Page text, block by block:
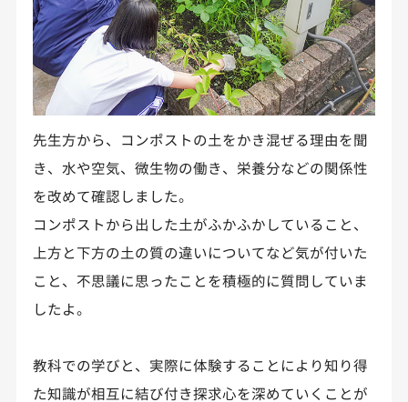
先生方から、コンポストの土をかき混ぜる理由を聞
き、水や空気、微生物の働き、栄養分などの関係性
を改めて確認しました。
コンポストから出した土がふかふかしていること、
上方と下方の土の質の違いについてなど気が付いた
こと、不思議に思ったことを積極的に質問していま
したよ。
教科での学びと、実際に体験することにより知り得
た知識が相互に結び付き探求心を深めていくことが